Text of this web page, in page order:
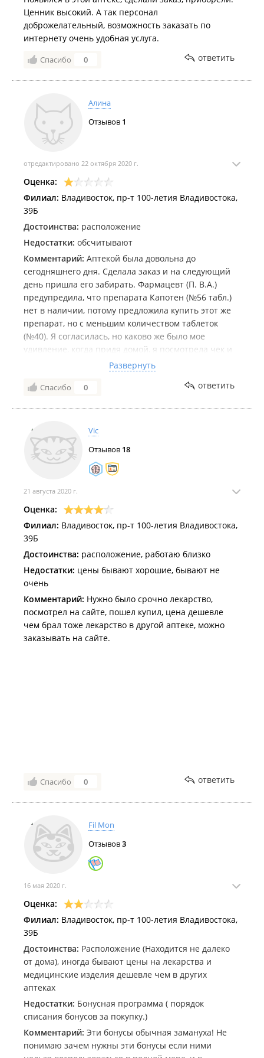
Ценник высокий. А так персонал
доброжелательный, возможность заказать по
интернету очень удобная услуга.
Спасибо 0 ответить
Алина
Отзывов 1
отредактировано 22 октября 2020 г.
Оценка:
Филиал: Владивосток, пр-т 100-летия Владивостока,
39Б
Достоинства: расположение
Недостатки: обсчитывают
Комментарий: Аптекой была довольна до
сегодняшнего дня. Сделала заказ и на следующий
день пришла его забирать. Фармацевт (П. В.А.)
предупредила, что препарата Капотен (№56 табл.)
нет в наличии, потому предложила купить этот же
препарат, но с меньшим количеством таблеток
(№40). Я согласилась, но каково же было мое
удивление, когда придя домой, я посмотрела чек и
увидела, что пробили Капотен № 56 табл., вместо
№40, который стоит на 80 рублей дороже. Да, деньги
небольшие, но кто знает скольких еще людей
Развернуть
Спасибо 0 ответить
Vic
Отзывов 18
21 августа 2020 г.
Оценка:
Филиал: Владивосток, пр-т 100-летия Владивостока,
39Б
Достоинства: расположение, работаю близко
Недостатки: цены бывают хорошие, бывают не
очень
Комментарий: Нужно было срочно лекарство,
посмотрел на сайте, пошел купил, цена дешевле
чем брал тоже лекарство в другой аптеке, можно
заказывать на сайте.
Спасибо 0 ответить
Fil Mon
Отзывов3
16 мая 2020 г.
Оценка:
Филиал: Владивосток, пр-т 100-летия Владивостока,
39Б
Достоинства: Расположение (Находится не далеко
от дома), иногда бывают цены на лекарства и
медицинские изделия дешевле чем в других
аптеках
Недостатки: Бонусная программа ( порядок
списания бонусов за покупку.)
Комментарий: Эти бонусы обычная замануха! Не
понимаю зачем нужны эти бонусы если ними